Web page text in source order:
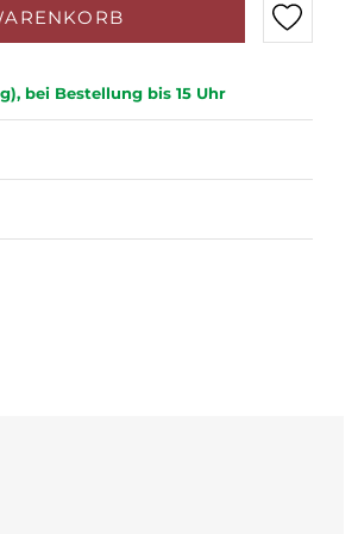
bei Bestellung bis 15 Uhr